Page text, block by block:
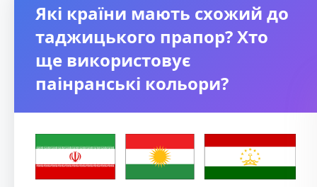
Які країни мають схожий до
таджицького прапор? Хто
ще використовує
паінранські кольори?